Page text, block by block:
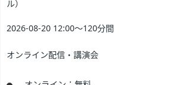
ル）
2026-08-20 12:00～120分間
オンライン配信・講演会